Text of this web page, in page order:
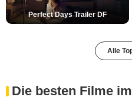
Perfect Days Trailer DF
Alle
Die besten Filme